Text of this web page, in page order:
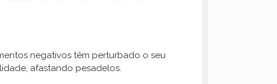
negativos têm perturbado o seu
afastando pesadelos.